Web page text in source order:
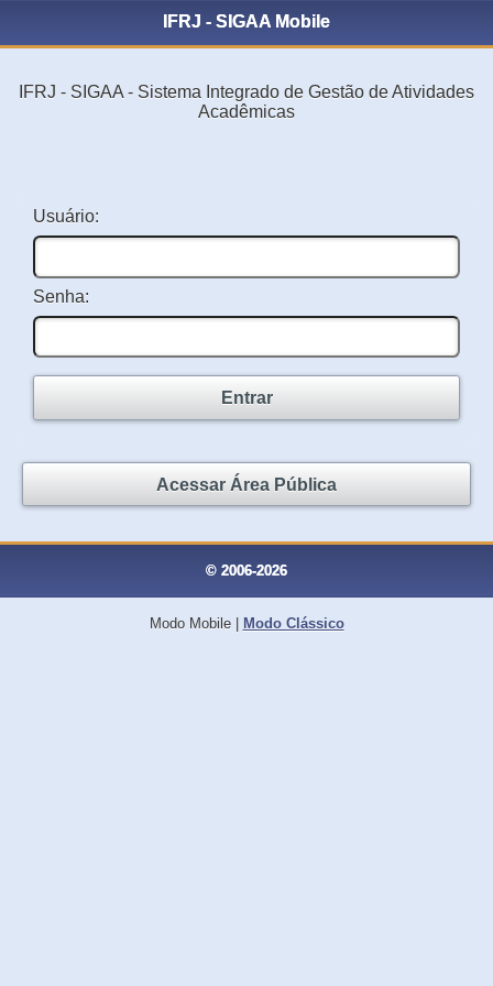
IFRJ - SIGAA Mobile
IFRJ - SIGAA - Sistema Integrado de Gestão de Atividades
Acadêmicas
Usuário:
Senha:
Entrar
Acessar Área Pública
© 2006-2026
Modo Mobile| Modo Clássico